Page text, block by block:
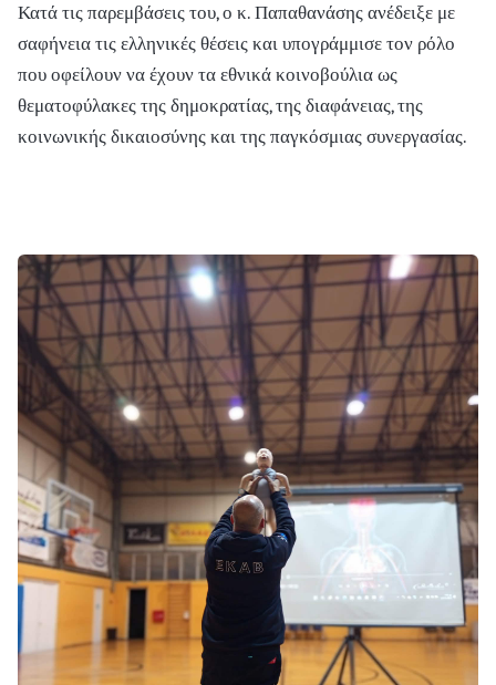
Κατά τις παρεμβάσεις του, ο κ. Παπαθανάσης ανέδειξε με
σαφήνεια τις ελληνικές θέσεις και υπογράμμισε τον ρόλο
που οφείλουν να έχουν τα εθνικά κοινοβούλια ως
θεματοφύλακες της δημοκρατίας, της διαφάνειας, της
κοινωνικής δικαιοσύνης και της παγκόσμιας συνεργασίας.